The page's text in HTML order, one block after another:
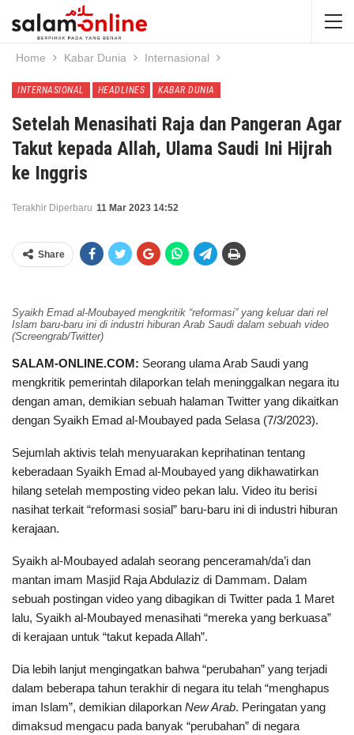
Home Kabar Dunia Internasional
INTERNASIONAL HEADLINES KABAR DUNIA
Setelah Menasihati Raja dan Pangeran Agar
Takut kepada Allah, Ulama Saudi Ini Hijrah
ke Inggris
Terakhir Diperbaru 11 Mar 2023 14:52
Share
Syaikh Emad al-Moubayed mengkritik “reformasi” yang keluar dari rel
Islam baru-baru ini di industri hiburan Arab Saudi dalam sebuah video
(Screengrab/Twitter)
SALAM-ONLINE.COM: Seorang ulama Arab Saudi yang
mengkritik pemerintah dilaporkan telah meninggalkan negara itu
dengan aman, demikian sebuah halaman Twitter yang dikaitkan
dengan Syaikh Emad al-Moubayed pada Selasa (7/3/2023).
Sejumlah aktivis telah menyuarakan keprihatinan tentang
keberadaan Syaikh Emad al-Moubayed yang dikhawatirkan
hilang setelah memposting video pekan lalu. Video itu berisi
nasihat terkait “reformasi sosial” baru-baru ini di industri hiburan
kerajaan.
Syaikh al-Moubayed adalah seorang penceramah/da’i dan
mantan imam Masjid Raja Abdulaziz di Dammam. Dalam
sebuah postingan video yang dibagikan di Twitter pada 1 Maret
lalu, Syaikh al-Moubayed menasihati “mereka yang berkuasa”
di kerajaan untuk “takut kepada Allah”.
Dia lebih lanjut mengingatkan bahwa “perubahan” yang terjadi
dalam beberapa tahun terakhir di negara itu telah “menghapus
iman Islam”, demikian dilaporkan New Arab. Peringatan yang
dimaksud mengacu pada banyak “perubahan” di negara